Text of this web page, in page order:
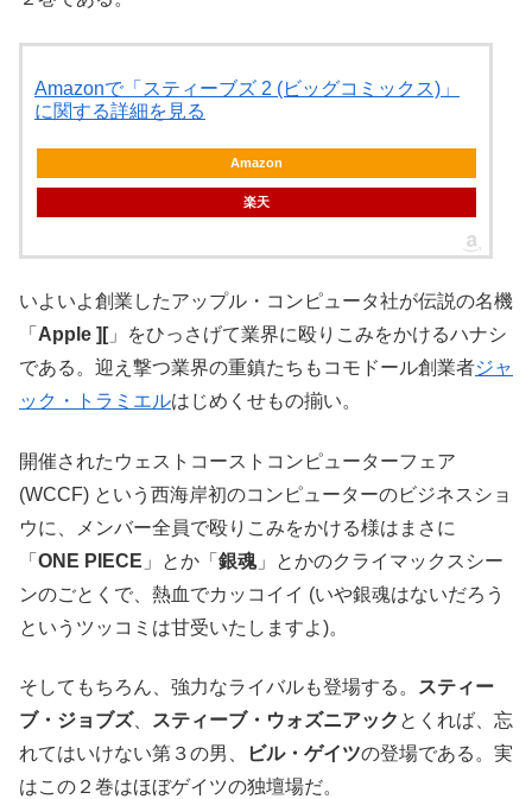
Amazonで「スティーブズ 2 (ビッグコミックス)」
に関する詳細を見る
Amazon
楽天
いよいよ創業したアップル・コンピュータ社が伝説の名機
「 Apple ][」をひっさげて業界に殴りこみをかけるハナシ
である。迎え撃つ業界の重鎮たちもコモドール創業者ジャ
ック・トラミエルはじめくせもの揃い。
開催されたウェストコーストコンピューターフェア
(WCCF) という西海岸初のコンピューターのビジネスショ
ウに、メンバー全員で殴りこみをかける様はまさに
「 ONE PIECE 」とか「 銀魂」とかのクライマックスシー
ンのごとくで、熱血でカッコイイ (いや銀魂はないだろう
というツッコミは甘受いたしますよ)。
そしてもちろん、強力なライバルも登場する。
スティー
ブ・ジョブズ、 スティーブ・ウォズニアック とくれば、忘
れてはいけない第３の男、
ビル・ゲイツの登場である。実
はこの２巻はほぼゲイツの独壇場だ。